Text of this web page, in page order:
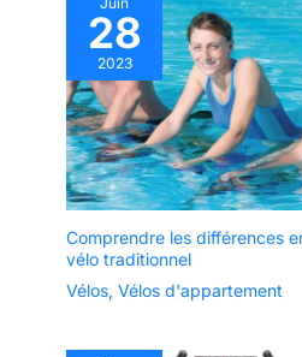
28
2023
Comprendre les différences
vélo traditionnel
Vélos, Vélos d'appartement